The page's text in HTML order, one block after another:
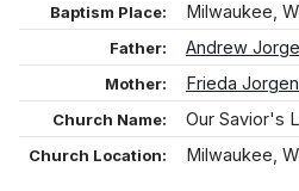
Baptism Place: Milwaukee,
Father: Andrew
Mother: Frieda
Church Name: Our Savior's
Church Location: Milwaukee,